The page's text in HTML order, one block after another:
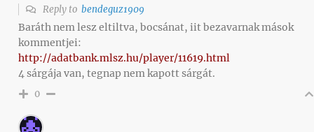
Reply to bendeguz1909
Baráth nem lesz eltiltva, bocsánat, iit bezavarnak mások
kommentjei:
http://adatbank.mlsz.hu/player/11619.html
4 sárgája van, tegnap nem kapott sárgát.
0